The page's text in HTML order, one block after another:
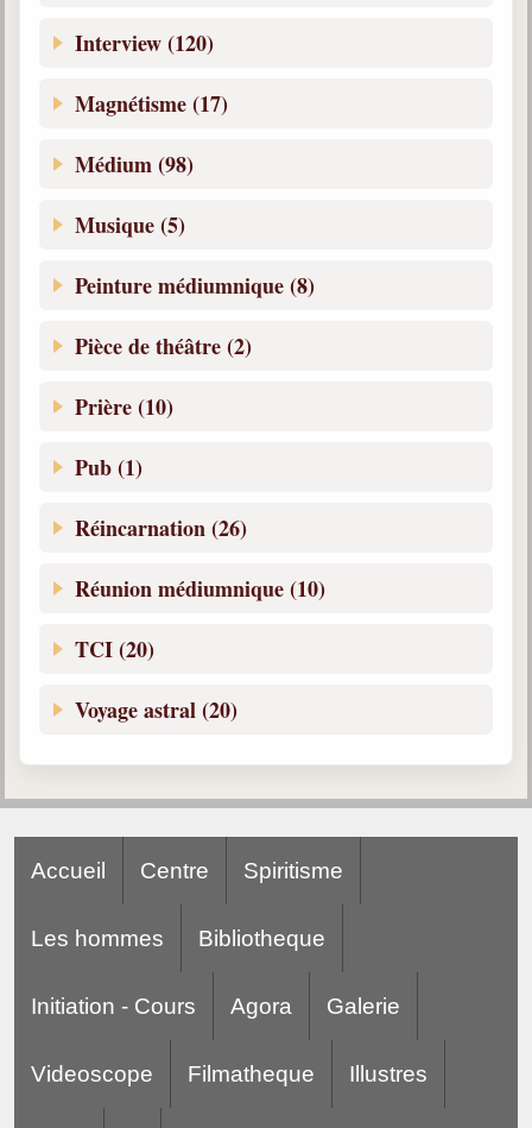
Interview (120)
Magnétisme (17)
Médium (98)
Musique (5)
Peinture médiumnique (8)
Pièce de théâtre (2)
Prière (10)
Pub (1)
Réincarnation (26)
Réunion médiumnique (10)
TCI (20)
Voyage astral (20)
Accueil Centre Spiritisme
Les hommes Bibliotheque
Initiation - Cours Agora Galerie
Videoscope Filmatheque Illustres